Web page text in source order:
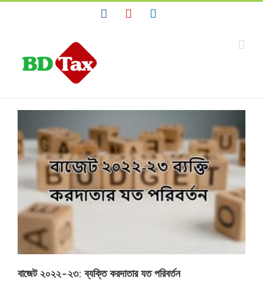
FacebookYouTube
বাজেট ২০২২-২৩: ব্যক্তি করদাতার যত পরিবর্তন